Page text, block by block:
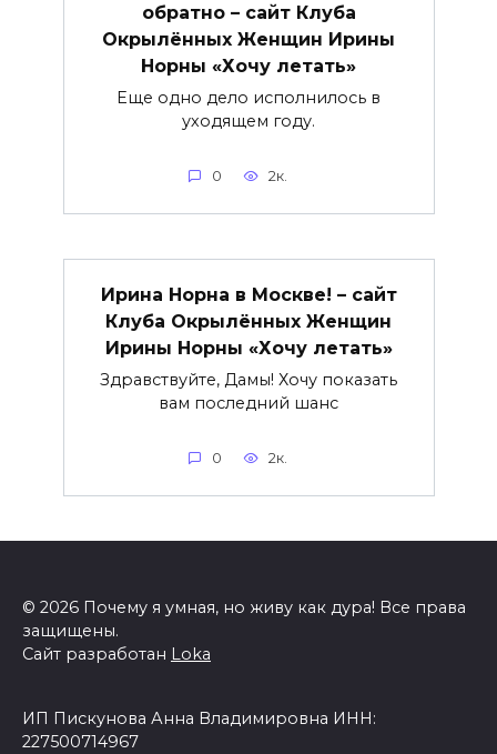
обратно – сайт Клуба
Окрылённых Женщин Ирины
Норны «Хочу летать»
Еще одно дело исполнилось в
уходящем году.
0 2к.
Ирина Норна в Москве! – сайт
Клуба Окрылённых Женщин
Ирины Норны «Хочу летать»
Здравствуйте, Дамы! Хочу показать
вам последний шанс
0 2к.
© 2026 Почему я умная, но живу как дура! Все права
защищены.
Сайт разработан Loka
ИП Пискунова Анна Владимировна ИНН:
227500714967